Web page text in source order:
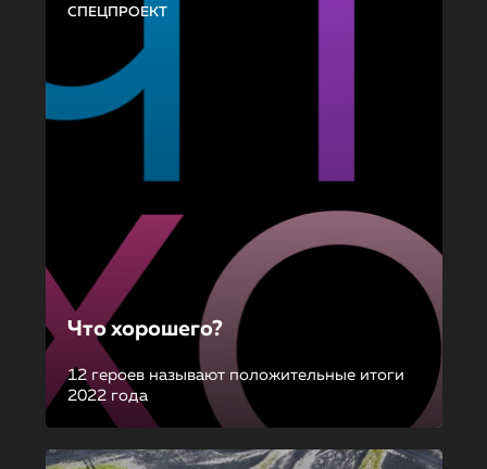
СПЕЦПРОЕКТ
Что хорошего?
12 героев называют положительные итоги
2022 года